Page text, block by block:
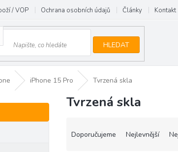
/ VOP Ochrana osobních údajů Články Kontakt
HLEDAT
iPhone 15 Pro Tvrzená skla
Tvrzená skla
Doporučujeme Nejlevnější